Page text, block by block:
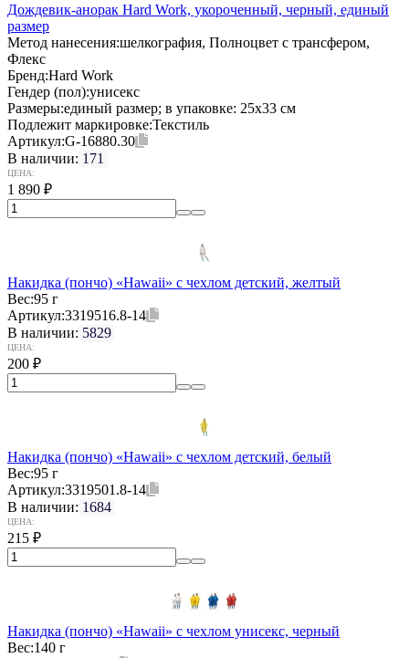
Дождевик-анорак Hard Work, укороченный, черный, единый
размер
Метод нанесения:шелкография, Полноцвет с трансфером,
Флекс
Бренд:Hard Work
Гендер (пол):унисекс
Размеры:единый размер; в упаковке: 25x33 см
Подлежит маркировке:Текстиль
Артикул:G-16880.30
В наличии: 171
ЦЕНА:
1 890 ₽
Накидка (пончо) «Hawaii» c чехлом детский, желтый
Вес:95 г
Артикул:3319516.8-14
В наличии: 5829
ЦЕНА:
200 ₽
Накидка (пончо) «Hawaii» c чехлом детский, белый
Вес:95 г
Артикул:3319501.8-14
В наличии: 1684
ЦЕНА:
215 ₽
Накидка (пончо) «Hawaii» c чехлом унисекс, черный
Вес:140 г